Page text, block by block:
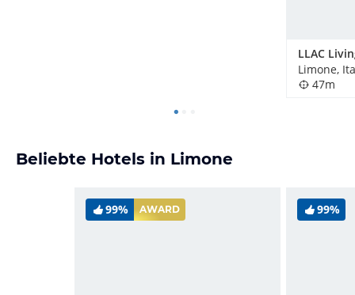
Limone,
47m
Beliebte Hotels in Limone
99% AWARD 99%